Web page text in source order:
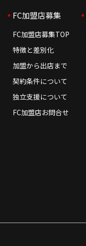
。
FC加盟店募集
FC加盟店募集TOP
特徴と差別化
加盟から出店まで
契約条件について
独立支援について
FC加盟店お問合せ